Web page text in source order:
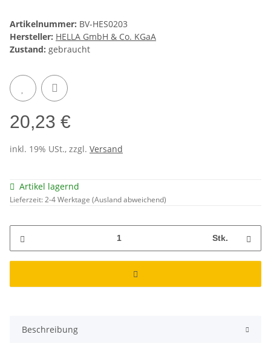
Artikelnummer: BV-HES0203
Hersteller: HELLA GmbH & Co. KGaA
Zustand: gebraucht
20,23 €
inkl. 19% USt., zzgl. Versand
Artikel lagernd
Lieferzeit:2-4 Werktage (Ausland abweichend)
Stk.
Beschreibung